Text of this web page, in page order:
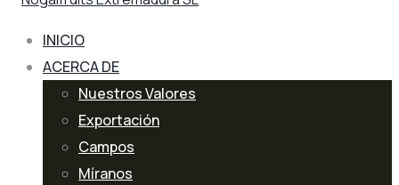
INICIO
ACERCA DE
Nuestros Valores
Exportación
Campos
Míranos